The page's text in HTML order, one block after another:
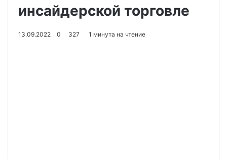
инсайдерской торговле
13.09.2022 0 327 1 минута на чтение